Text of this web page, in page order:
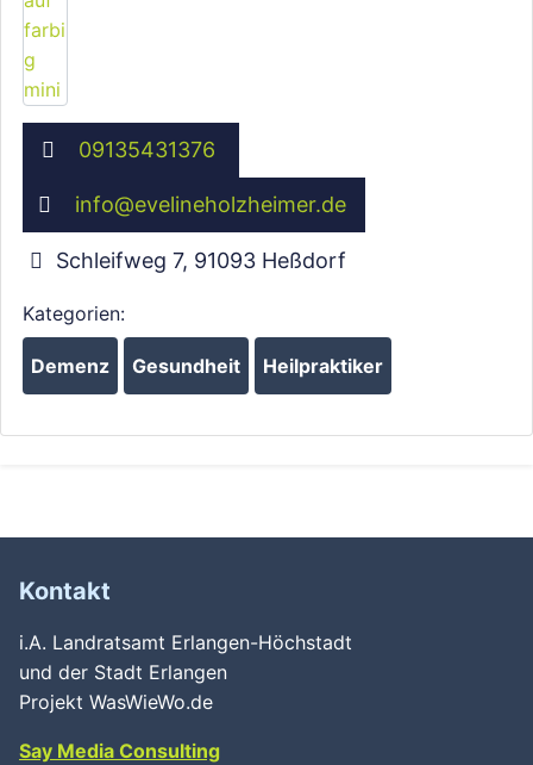
09135431376
info@evelineholzheimer.de
Schleifweg 7, 91093 Heßdorf
Kategorien:
Demenz Gesundheit Heilpraktiker
Kontakt
i.A. Landratsamt Erlangen-Höchstadt
und der Stadt Erlangen
Projekt WasWieWo.de
Say Media Consulting